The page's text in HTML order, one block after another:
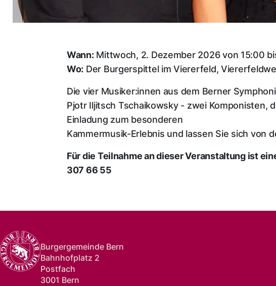
Wann:Mittwoch, 2. Dezember 2026 von 15:00
Wo: Der Burgerspittel im Viererfeld,
Die vier Musiker:innen aus dem Berner
Pjotr Iljitsch Tschaikowsky - zwei Komponisten,
Einladung zum besonderen
Kammermusik-Erlebnis und lassen Sie sich von
Für die Teilnahme an dieser Veranstaltung ist
307 66 55
Burgergemeinde Bern
Bahnhofplatz 2
Postfach
3001 Bern